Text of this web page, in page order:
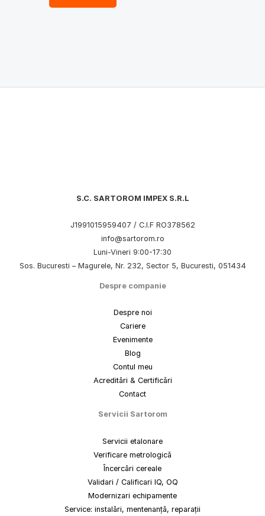
S.C. SARTOROM IMPEX S.R.L
J1991015959407 / C.I.F RO378562
info@sartorom.ro
Luni-Vineri 9:00-17:30
Sos. Bucuresti – Magurele, Nr. 232, Sector 5, Bucuresti, 051434
Despre companie
Despre noi
Cariere
Evenimente
Blog
Contul meu
Acreditări & Certificări
Contact
Servicii Sartorom
Servicii etalonare
Verificare metrologică
Încercări cereale
Validari / Calificari IQ, OQ
Modernizari echipamente
Service: instalări, mentenanță, reparații